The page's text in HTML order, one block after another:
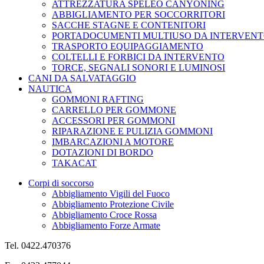
ATTREZZATURA SPELEO CANYONING
ABBIGLIAMENTO PER SOCCORRITORI
SACCHE STAGNE E CONTENITORI
PORTADOCUMENTI MULTIUSO DA
TRASPORTO EQUIPAGGIAMENTO
COLTELLI E FORBICI DA INTERVENTO
TORCE, SEGNALI SONORI E LUMINOSI
CANI DA SALVATAGGIO
NAUTICA
GOMMONI RAFTING
CARRELLO PER GOMMONE
ACCESSORI PER GOMMONI
RIPARAZIONE E PULIZIA GOMMONI
IMBARCAZIONI A MOTORE
DOTAZIONI DI BORDO
TAKACAT
Corpi di soccorso
Abbigliamento Vigili del Fuoco
Abbigliamento Protezione Civile
Abbigliamento Croce Rossa
Abbigliamento Forze Armate
Tel. 0422.470376